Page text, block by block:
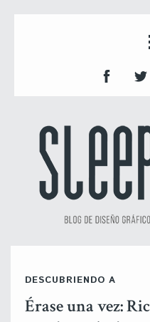
DESCUBRIENDO A
Érase una vez: